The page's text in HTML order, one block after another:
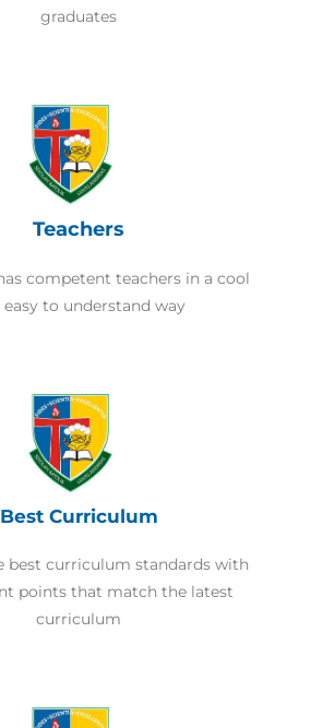
graduates
Teachers
competent teachers in a cool
easy to understand way
Best Curriculum
best curriculum standards with
points that match the latest
curriculum